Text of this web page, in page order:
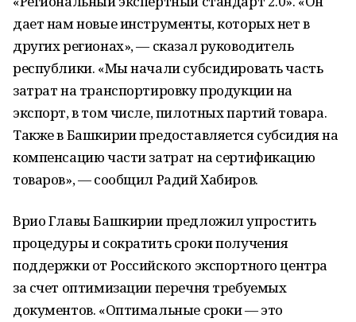
дает нам новые инструменты, которых нет в
других регионах», — сказал руководитель
республики. «Мы начали субсидировать часть
затрат на транспортировку продукции на
экспорт, в том числе, пилотных партий товара.
Также в Башкирии предоставляется субсидия на
компенсацию части затрат на сертификацию
товаров», — сообщил Радий Хабиров.
Врио Главы Башкирии предложил упростить
процедуры и сократить сроки получения
поддержки от Российского экспортного центра
за счет оптимизации перечня требуемых
документов. «Оптимальные сроки — это